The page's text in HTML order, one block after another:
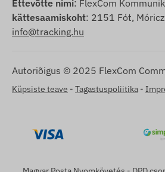
Ettevõtte nimi: FlexCom
kättesaamiskoht: 2151 Fót,
info@tracking.hu
Autoriõigus © 2025 FlexCom
Küpsiste teave - Tagastuspoliitika -